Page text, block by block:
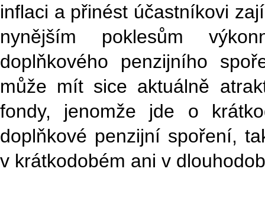
inflaci a přinést účastníkovi
nynějším poklesům
doplňkového penzijního
může mít sice aktuálně
fondy, jenomže jde o
doplňkové penzijní spoření,
v krátkodobém ani v